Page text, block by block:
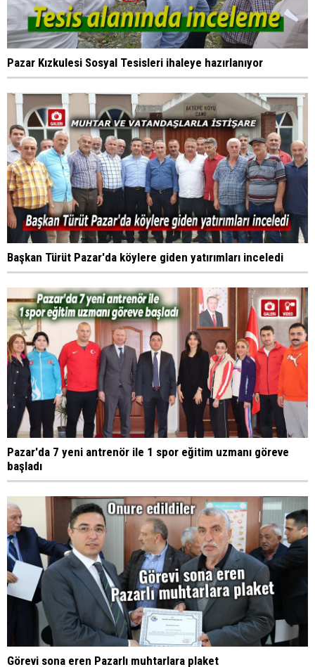
Pazar Kızkulesi Sosyal Tesisleri ihaleye hazırlanıyor
Başkan Türüt Pazar'da köylere giden yatırımları inceledi
Pazar'da 7 yeni antrenör ile 1 spor eğitim uzmanı göreve
başladı
Görevi sona eren Pazarlı muhtarlara plaket